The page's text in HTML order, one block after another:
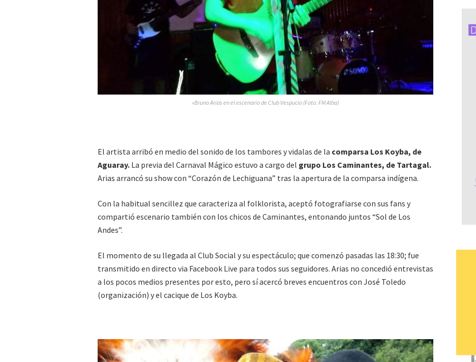
»Bruno Arias en el escenario de Club Vespucio (Foto: FM Alba)
El artista arribó en medio del sonido de los tambores y vidalas de la comparsa Los Koyba, de
Aguaray. La previa del Carnaval Mágico estuvo a cargo del grupo Los Caminantes, de Tartagal.
Arias arrancó su show con “Corazón de Lechiguana” tras la apertura de la comparsa indígena.
Con la habitual sencillez que caracteriza al folklorista, aceptó fotografiarse con sus fans y
compartió escenario también con los chicos de Caminantes, entonando juntos “Sol de Los
Andes”.
El momento de su llegada al Club Social y su espectáculo; que comenzó pasadas las 18:30; fue
transmitido en directo via Facebook Live para todos sus seguidores. Arias no concedió entrevistas
a los pocos medios presentes por esto, pero sí acercó breves encuentros con José Toledo
(organización) y el cacique de Los Koyba.